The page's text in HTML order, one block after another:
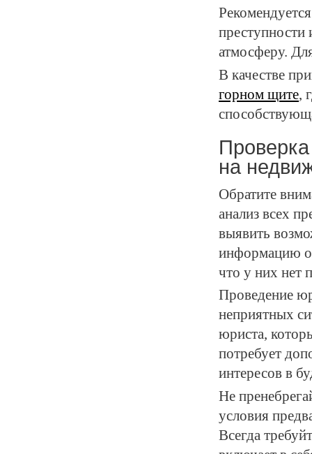
атмосферу.
В качестве
горном щите,
на
Обратите
анализ всех
выявить
информацию о
что у них нет
Проведение
неприятных
юриста,
потребует
интересов в
Не
условия
Всегда